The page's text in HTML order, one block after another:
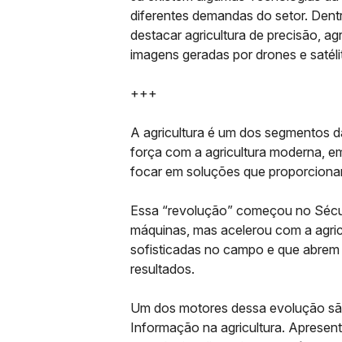
diferentes demandas do setor.
destacar agricultura de precisão,
imagens geradas por drones e
+++
A agricultura é um dos segmentos
força com a agricultura moderna,
focar em soluções que
Essa “revolução” começou no
máquinas, mas acelerou com a
sofisticadas no campo e que
resultados.
Um dos motores dessa evolução
Informação na agricultura.